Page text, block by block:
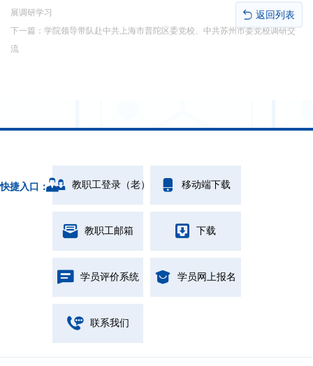
展调研学习
下一篇： 学院领导带队赴中共上海市普陀区委党校、中共苏州市委党校调研交
流
返回列表
快捷入口： 教职工登录（老） 移动端下载
教职工邮箱 下载
学员评价系统 学员网上报名
联系我们